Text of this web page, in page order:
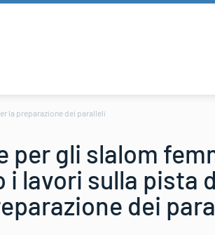
la preparazione dei paralleli
per gli slalom
lavori sulla pista
dei